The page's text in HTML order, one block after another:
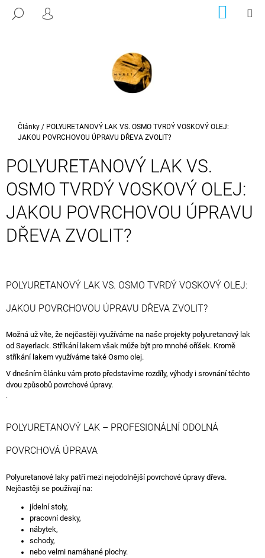
HLEDAT
PŘIHLÁŠENÍ KOŠÍK
Domů
Články / POLYURETANOVÝ LAK VS. OSMO TVRDÝ VOSKOVÝ OLEJ:
JAKOU POVRCHOVOU ÚPRAVU DŘEVA ZVOLIT?
POLYURETANOVÝ LAK VS.
OSMO TVRDÝ VOSKOVÝ OLEJ:
JAKOU POVRCHOVOU ÚPRAVU
DŘEVA ZVOLIT?
POLYURETANOVÝ LAK VS. OSMO TVRDÝ VOSKOVÝ OLEJ:
JAKOU POVRCHOVOU ÚPRAVU DŘEVA ZVOLIT?
Možná už víte, že nejčastěji využíváme na naše projekty polyuretanový lak
od Sayerlack. Stříkání lakem však může být pro mnohé oříšek. Kromě
stříkání lakem využíváme také Osmo olej.
V dnešním článku vám proto představíme rozdíly, výhody i srovnání těchto
dvou způsobů povrchové úpravy.
.
POLYURETANOVÝ LAK – PROFESIONÁLNÍ ODOLNÁ
POVRCHOVÁ ÚPRAVA
Polyuretanové laky patří mezi nejodolnější povrchové úpravy dřeva.
Nejčastěji se používají na:
jídelní stoly,
pracovní desky,
nábytek,
schody,
nebo velmi namáhané plochy.
T
Ř
E
B
U
J
E
T
A
Í
T
?
D
P
O
R